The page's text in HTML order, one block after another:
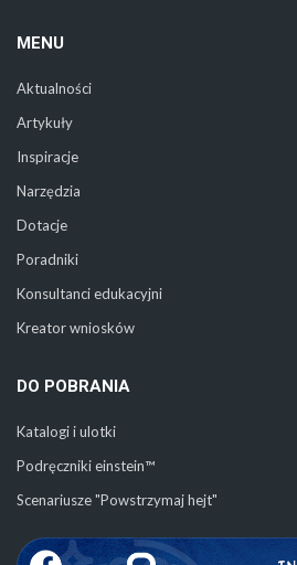
MENU
Aktualności
Artykuły
Inspiracje
Narzędzia
Dotacje
Poradniki
Konsultanci edukacyjni
Kreator wniosków
DO POBRANIA
Katalogi i ulotki
Podręczniki einstein™
Scenariusze "Powstrzymaj hejt"